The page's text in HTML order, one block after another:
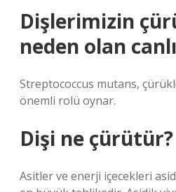
Dişlerimizin
neden olan
Streptococcus mutans,
önemli rolü oynar.
Dişi ne çürütür?
Asitler ve enerji içecekleri